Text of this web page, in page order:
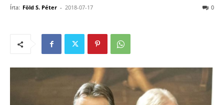
Írta: Föld S. Péter - 2018-07-17 0